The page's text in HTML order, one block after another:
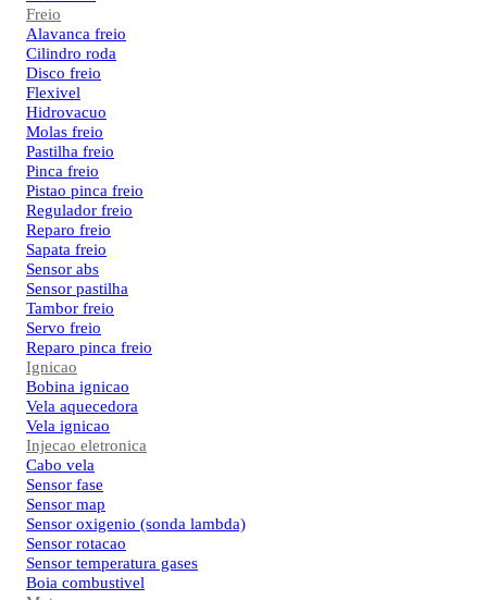
Freio
Alavanca freio
Cilindro roda
Disco freio
Flexivel
Hidrovacuo
Molas freio
Pastilha freio
Pinca freio
Pistao pinca freio
Regulador freio
Reparo freio
Sapata freio
Sensor abs
Sensor pastilha
Tambor freio
Servo freio
Reparo pinca freio
Ignicao
Bobina ignicao
Vela aquecedora
Vela ignicao
Injecao eletronica
Cabo vela
Sensor fase
Sensor map
Sensor oxigenio (sonda lambda)
Sensor rotacao
Sensor temperatura gases
Boia combustivel